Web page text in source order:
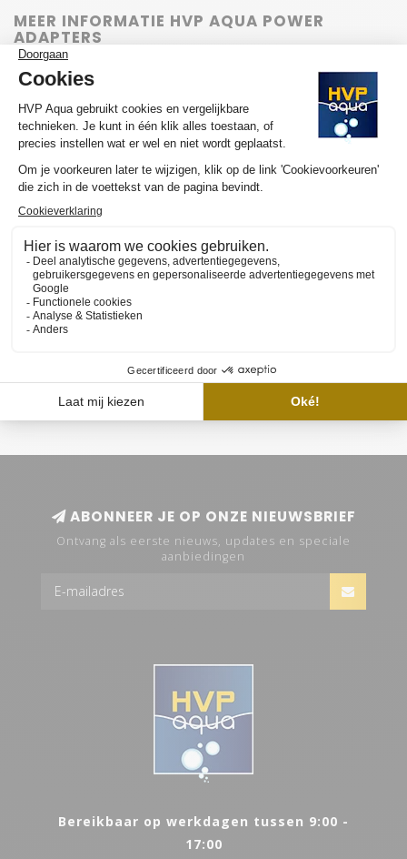
MEER INFORMATIE HVP AQUA POWER
ADAPTERS
Wil je graag meer weten over de werking en de aanschaf van de
HVP aqua power adapters? Wij hebben meerdere YouTube
video's om de selectie van jouw ideale lamp en/of set en de
werking van onze website beschikbaar gemaakt op
het YouTube
kanaal van HVP aqua
. Hier vind je tevens diversen tutorials en
sfeervideo's. Abonneer je op ons kanaal en door op het
ABONNEER JE OP ONZE NIEUWSBRIEF
Ontvang als eerste nieuws, updates en speciale
aanbiedingen
Bereikbaar op werkdagen tussen 9:00 -
17:00